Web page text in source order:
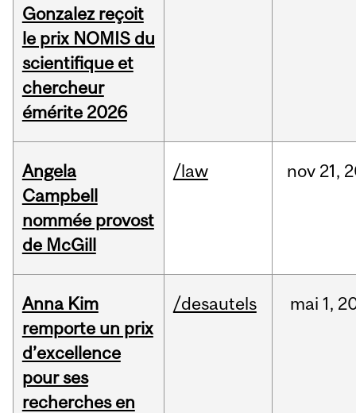
Gonzalez reçoit
le prix NOMIS du
scientifique et
chercheur
émérite 2026
Angela
Campbell
nommée provost
de McGill
/law nov 21,
Anna Kim
remporte un prix
d’excellence
pour ses
recherches en
/desautels mai 1,